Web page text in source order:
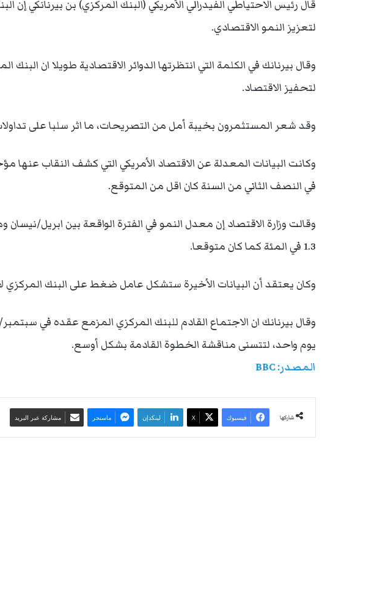
قال رئيس الاحتياطي الفيدرالي الأمريكي (البنك المركزي) بن بيرنانكي إن
لتعزيز النمو الاقتصادي.
وقال بيرنانك في الكلمة التي انتظرتها الدوائر الاقتصادية طويلا ان
لتحفيز الاقتصاد.
وقد شعر المستثمرون بخيبة أمل من التصريحات، ما اثر سلبا على تداولات
وكانت البيانات المعدلة عن الاقتصاد الأمريكي التي كشف النقاب عنها
في النصف الثاني من السنة كان اقل من المتوقع.
1.3 في المئة كما كان متوقعا.
وكان يعتقد أن البيانات الأخيرة ستشكل عامل ضغط على البنك المركزي
وقال بيرنانك ان الاجتماع القادم للبنك المركزي المزمع عقده في
يوم واحد، لتتسنى مناقشة الخطوة القادمة بشكل أوسع.
المصدر: BBC
شاركها فيسبوك ‫X لينكدإن ماسنجر مشاركة عبر البريد